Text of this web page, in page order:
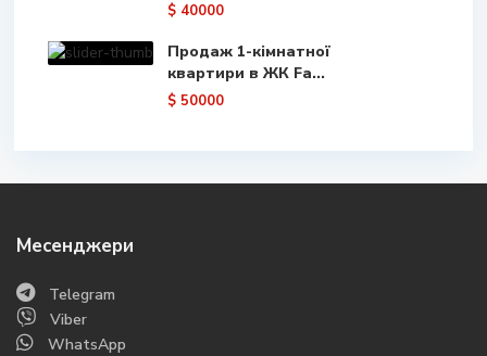
$ 40000
Продаж 1-кімнатної
квартири в ЖК Fa...
$ 50000
Месенджери
Telegram
Viber
WhatsApp